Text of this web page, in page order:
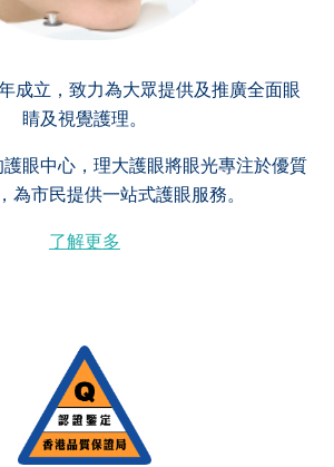
成立，致力為大眾提供及推廣全面眼
睛及視覺護理。
眼中心，理大護眼將眼光專注於優質
為市民提供一站式護眼服務。
了解更多